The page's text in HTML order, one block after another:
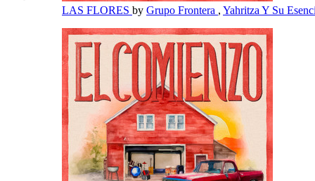
LAS FLORES by Grupo Frontera , Yahritza Y Su